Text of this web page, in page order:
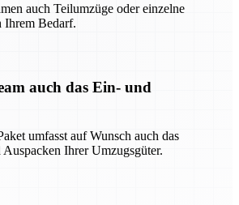
auch Teilumzüge oder einzelne
Ihrem Bedarf.
auch das Ein- und
umfasst auf Wunsch auch das
Ihrer Umzugsgüter.